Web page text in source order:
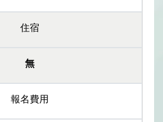
住宿
無
報名費用